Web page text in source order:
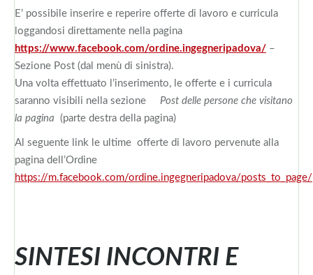
E’ possibile inserire e reperire offerte di lavoro e curricula
loggandosi direttamente nella pagina
https://www.facebook.com/ordine.ingegneripadova/ –
Sezione Post (dal menù di sinistra).
Una volta effettuato l’inserimento, le offerte e i curricula
saranno visibili nella sezione Post delle persone che visitano
la pagina (parte destra della pagina)
Al seguente link le ultime offerte di lavoro pervenute alla
pagina dell’Ordine
https://m.facebook.com/ordine.ingegneripadova/posts_to_page/
SINTESI INCONTRI E